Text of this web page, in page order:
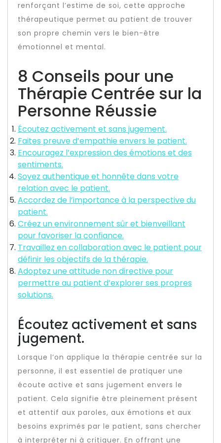
renforçant l’estime de soi, cette approche
thérapeutique permet au patient de trouver
son propre chemin vers le bien-être
émotionnel et mental.
8 Conseils pour une
Thérapie Centrée sur la
Personne Réussie
Écoutez activement et sans jugement.
Faites preuve d’empathie envers le patient.
Encouragez l’expression des émotions et des
sentiments.
Soyez authentique et honnête dans votre
relation avec le patient.
Accordez de l’importance à la perspective du
patient.
Créez un environnement sûr et bienveillant
pour favoriser la confiance.
Travaillez en collaboration avec le patient pour
définir les objectifs de la thérapie.
Adoptez une attitude non directive pour
permettre au patient d’explorer ses propres
solutions.
Écoutez activement et sans
jugement.
Lorsque l’on applique la thérapie centrée sur la
personne, il est essentiel de pratiquer une
écoute active et sans jugement envers le
patient. Cela signifie être pleinement présent
et attentif aux paroles, aux émotions et aux
besoins exprimés par le patient, sans chercher
à interpréter ni à critiquer. En offrant une